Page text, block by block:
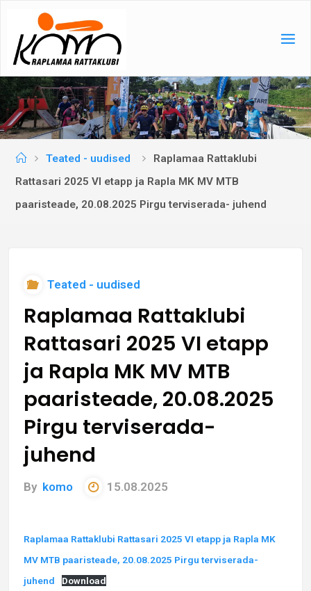
content
HomeTeated - uudised
Raplamaa Rattaklubi
Rattasari 2025 VI etapp ja Rapla MK MV MTB
paaristeade, 20.08.2025 Pirgu terviserada- juhend
Teated - uudised
Raplamaa Rattaklubi
Rattasari 2025 VI etapp
ja Rapla MK MV MTB
paaristeade, 20.08.2025
Pirgu terviserada-
juhend
By komo 15.08.2025
Raplamaa Rattaklubi Rattasari 2025 VI etapp ja Rapla MK
MV MTB paaristeade, 20.08.2025 Pirgu terviserada-
juhend
Download